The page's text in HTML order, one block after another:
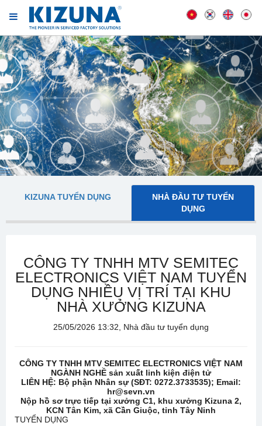
KIZUNA TUYỂN DỤNG
NHÀ ĐẦU TƯ TUYỂN
DỤNG
CÔNG TY TNHH MTV SEMITEC
ELECTRONICS VIỆT NAM TUYỂN
DỤNG NHIỀU VỊ TRÍ TẠI KHU
NHÀ XƯỞNG KIZUNA
25/05/2026 13:32, Nhà đầu tư tuyển dụng
CÔNG TY TNHH MTV SEMITEC ELECTRONICS VIỆT NAM
NGÀNH NGHỀ sản xuất linh kiện điện tử
LIÊN HỆ: Bộ phận Nhân sự (SĐT: 0272.3733535); Email:
hr@sevn.vn
Nộp hồ sơ trực tiếp tại xưởng C1, khu xưởng Kizuna 2,
KCN Tân Kim, xã Cần Giuộc, tỉnh Tây Ninh
TUYỂN DỤNG